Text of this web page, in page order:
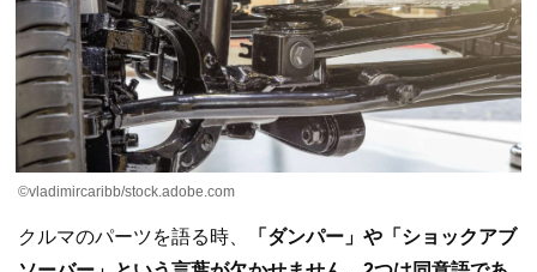
©vladimircaribb/stock.adobe.com
クルマのパーツを語る時、
「ダンパー」や「ショックアブ